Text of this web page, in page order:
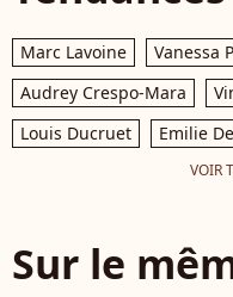
Marc Lavoine Vanessa
Audrey Crespo-Mara
Louis Ducruet
Emilie
VOIR
Sur le